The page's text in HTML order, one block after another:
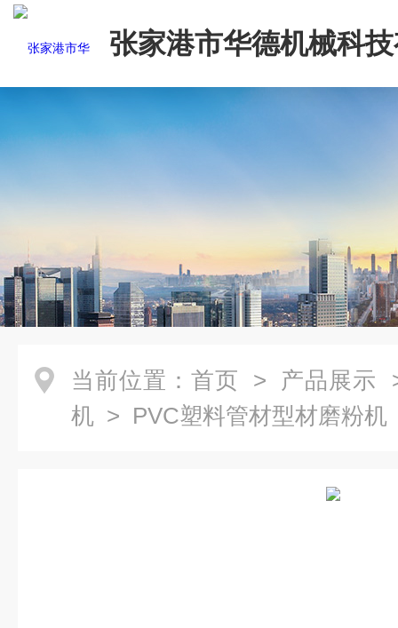
张家港市华德机械科
司
当前位置： 首页 > 产品展示
机 > PVC塑料管材型材磨粉机